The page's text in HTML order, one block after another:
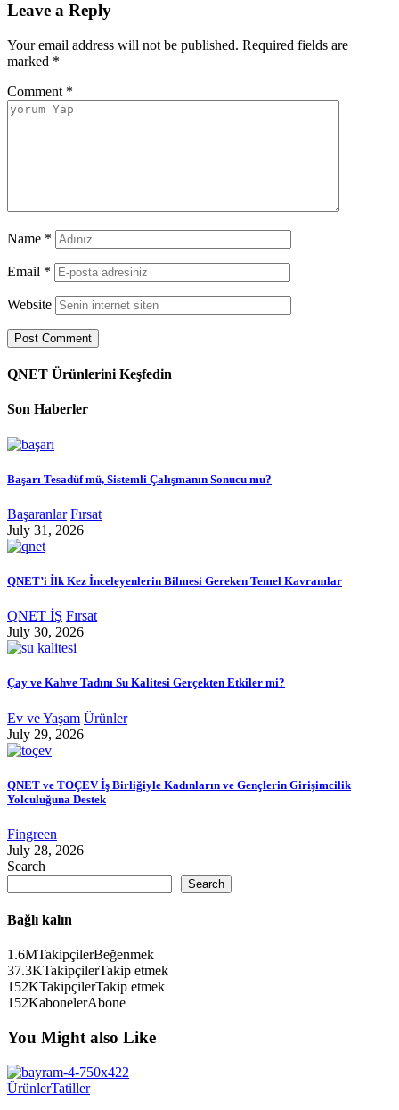
Leave a Reply
Your email address will not be published. Required fields are
marked *
Comment *
Name *
Email *
Website
QNET Ürünlerini Keşfedin
Son Haberler
Başarı Tesadüf mü, Sistemli Çalışmanın Sonucu mu?
Başaranlar Fırsat
July 31, 2026
QNET’i İlk Kez İnceleyenlerin Bilmesi Gereken Temel Kavramlar
QNET İŞ Fırsat
July 30, 2026
Çay ve Kahve Tadını Su Kalitesi Gerçekten Etkiler mi?
Ev ve Yaşam Ürünler
July 29, 2026
QNET ve TOÇEV İş Birliğiyle Kadınların ve Gençlerin Girişimcilik
Yolculuğuna Destek
Fingreen
July 28, 2026
Search
Search
Bağlı kalın
1.6MTakipçilerBeğenmek
37.3KTakipçilerTakip etmek
152KTakipçilerTakip etmek
152KabonelerAbone
You Might also Like
ÜrünlerTatiller